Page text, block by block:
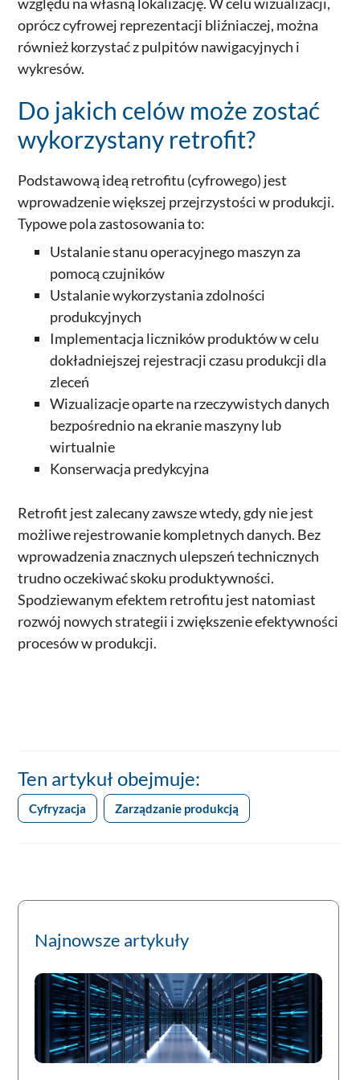
oprócz cyfrowej reprezentacji bliźniaczej, można
również korzystać z pulpitów nawigacyjnych i
wykresów.
Do jakich celów może zostać
wykorzystany retrofit?
Podstawową ideą retrofitu (cyfrowego) jest
wprowadzenie większej przejrzystości w produkcji.
Typowe pola zastosowania to:
Ustalanie stanu operacyjnego maszyn za
pomocą czujników
Ustalanie wykorzystania zdolności
produkcyjnych
Implementacja liczników produktów w celu
dokładniejszej rejestracji czasu produkcji dla
zleceń
Wizualizacje oparte na rzeczywistych danych
bezpośrednio na ekranie maszyny lub
wirtualnie
Konserwacja predykcyjna
Retrofit jest zalecany zawsze wtedy, gdy nie jest
możliwe rejestrowanie kompletnych danych. Bez
wprowadzenia znacznych ulepszeń technicznych
trudno oczekiwać skoku produktywności.
Spodziewanym efektem retrofitu jest natomiast
rozwój nowych strategii i zwiększenie efektywności
procesów w produkcji.
Ten artykuł obejmuje:
Cyfryzacja Zarządzanie produkcją
Najnowsze artykuły